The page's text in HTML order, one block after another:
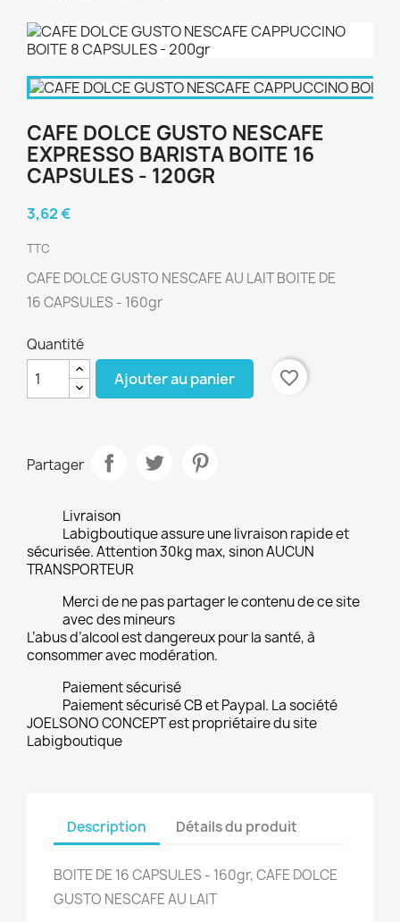
CAFE DOLCE GUSTO NESCAFE
EXPRESSO BARISTA BOITE 16
CAPSULES - 120GR
3,62 €
TTC
CAFE DOLCE GUSTO NESCAFE AU LAITBOITE DE
16 CAPSULES - 160gr
Quantité
Ajouter au panier favorite_border
Partager
Livraison
Labigboutique assure une livraison rapide et
sécurisée. Attention 30kg max, sinon AUCUN
TRANSPORTEUR
Merci de ne pas partager le contenu de ce site
avec des mineurs
L’abus d’alcool est dangereux pour la santé, à
consommer avec modération.
Paiement sécurisé
Paiement sécurisé CB et Paypal. La société
JOELSONO CONCEPT est propriétaire du site
Labigboutique
Description Détails du produit
BOITE DE 16 CAPSULES - 160gr, CAFE DOLCE
GUSTO NESCAFE AU LAIT